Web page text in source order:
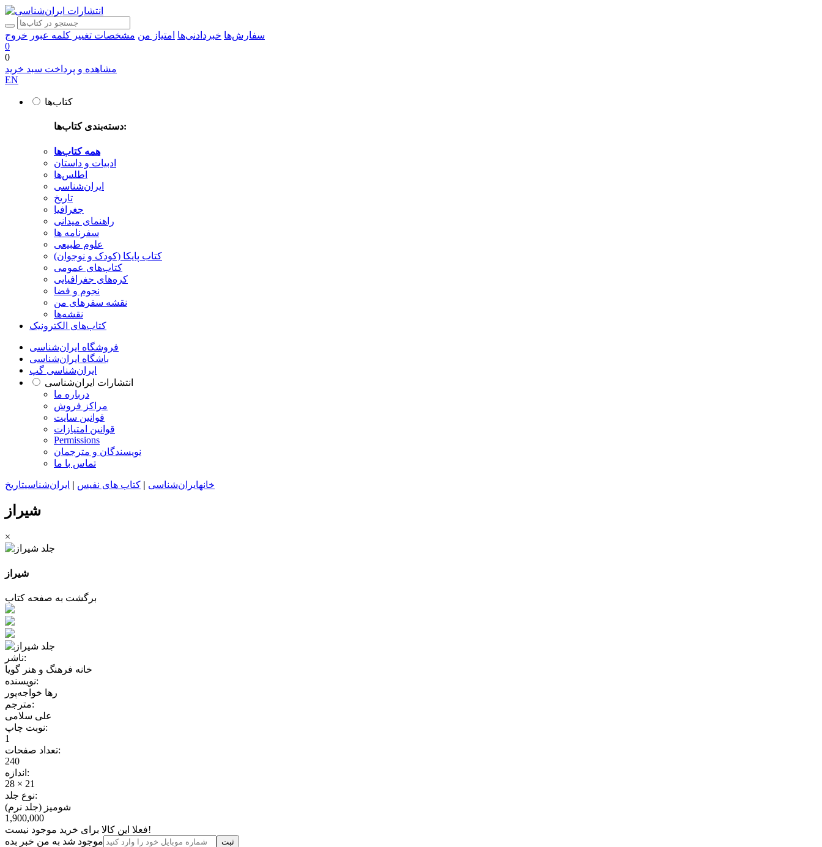
سفارش‌ها خبردادنی‌ها امتیاز من مشخصات تغییر کلمه عبور خروج
0
0
مشاهده و پرداخت سبد خرید
EN
کتاب‌ها
دسته‌بندی کتاب‌ها:
همه کتاب‌ها
ادبیات و داستان
اطلس‌ها
ایران‌شناسی
تاریخ
جغرافیا
راهنمای میدانی
سفرنامه‌ ها
علوم طبیعی
کتاب‌ پایکا (کودک و نوجوان)
کتاب‌های عمومی
کره‌های جغرافیایی
نجوم و فضا
نقشه سفرهای من
نقشه‌ها
کتاب‌های الکترونیک
فروشگاه ایران‌شناسی
باشگاه ایران‌شناسی
ایران‌شناسی گپ
انتشارات ایران‌شناسی
درباره ما
مراکز فروش
قوانین سایت
قوانین امتیازات
Permissions
نویسندگان و مترجمان
تماس با ما
خانهایران‌شناسی | کتاب های نفیس | ایران‌شناسیتاریخ
شیراز
×
شیراز
برگشت به صفحه کتاب
ناشر:
خانه فرهنگ و هنر گویا
نویسنده:
رها خواجه‌پور
مترجم:
علی سلامی
نوبت چاپ:
1
تعداد صفحات:
240
اندازه:
28 × 21
نوع جلد:
شومیز (جلد نرم)
1,900,000
فعلا این کالا برای خرید موجود نیست!
موجود شد به من خبر بده
ثبت‌